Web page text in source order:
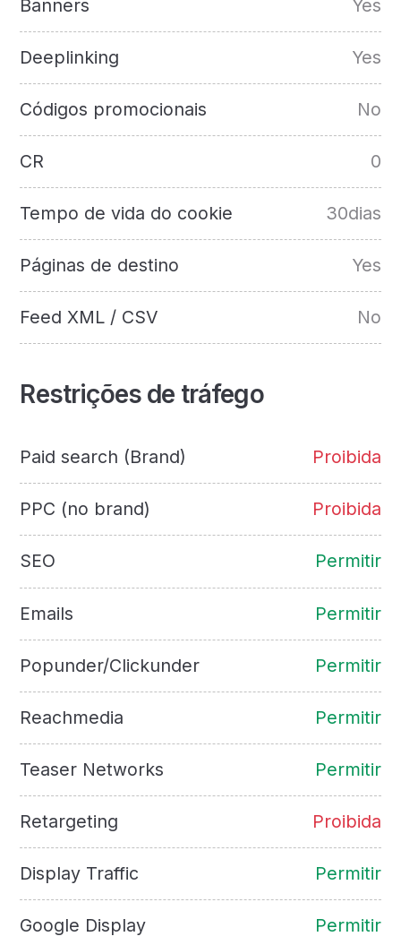
Banners Yes
Deeplinking Yes
Códigos promocionais No
CR 0
Tempo de vida do cookie 30dias
Páginas de destino Yes
Feed XML / CSV No
Restrições de tráfego
Paid search (Brand) Proibida
PPC (no brand) Proibida
SEO Permitir
Emails Permitir
Popunder/Clickunder Permitir
Reachmedia Permitir
Teaser Networks Permitir
Retargeting Proibida
Display Traffic Permitir
Google Display Permitir